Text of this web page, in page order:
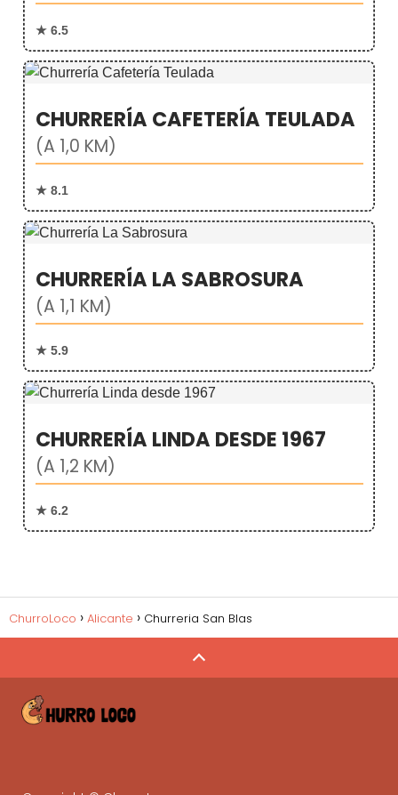
★ 6.5
CHURRERÍA CAFETERÍA TEULADA
(A 1,0 KM)
★ 8.1
CHURRERÍA LA SABROSURA
(A 1,1 KM)
★ 5.9
CHURRERÍA LINDA DESDE 1967
(A 1,2 KM)
★ 6.2
ChurroLoco Alicante Churreria San Blas